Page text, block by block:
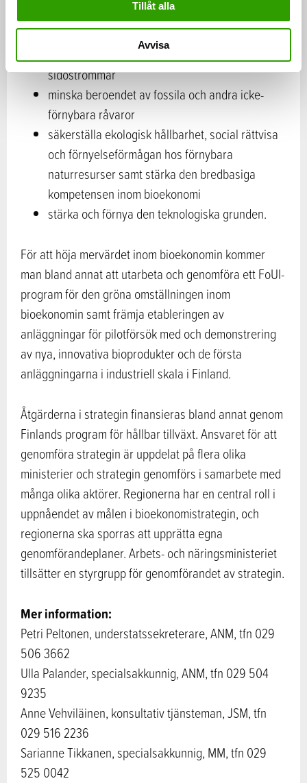
Tillåt alla
Avvisa
och som skapar välfärd i hela Finland
öka den resurssmarta användningen och
återvinningen av material samt utnyttja
sidoströmmar
minska beroendet av fossila och andra icke-
förnybara råvaror
säkerställa ekologisk hållbarhet, social rättvisa
och förnyelseförmågan hos förnybara
naturresurser samt stärka den bredbasiga
kompetensen inom bioekonomi
stärka och förnya den teknologiska grunden.
För att höja mervärdet inom bioekonomin kommer
man bland annat att utarbeta och genomföra ett FoUI-
program för den gröna omställningen inom
bioekonomin samt främja etableringen av
anläggningar för pilotförsök med och demonstrering
av nya, innovativa bioprodukter och de första
anläggningarna i industriell skala i Finland.
Åtgärderna i strategin finansieras bland annat genom
Finlands program för hållbar tillväxt. Ansvaret för att
genomföra strategin är uppdelat på flera olika
ministerier och strategin genomförs i samarbete med
många olika aktörer. Regionerna har en central roll i
uppnåendet av målen i bioekonomistrategin, och
regionerna ska sporras att upprätta egna
genomförandeplaner. Arbets- och näringsministeriet
tillsätter en styrgrupp för genomförandet av strategin.
Mer information:
Petri Peltonen, understatssekreterare, ANM, tfn 029
506 3662
Ulla Palander, specialsakkunnig, ANM, tfn 029 504
9235
Anne Vehviläinen, konsultativ tjänsteman, JSM, tfn
029 516 2236
Sarianne Tikkanen, specialsakkunnig, MM, tfn 029
525 0042